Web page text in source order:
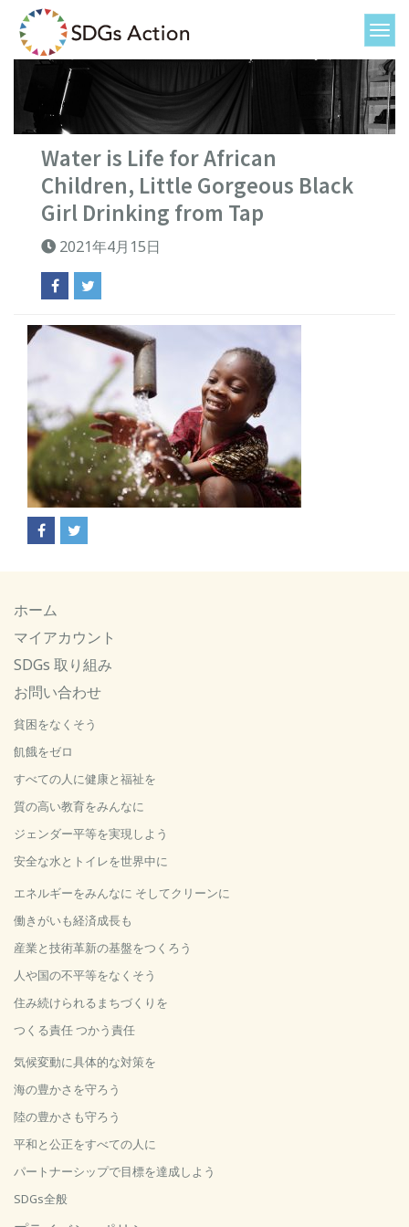
Water is Life for African
Children, Little Gorgeous Black
Girl Drinking from Tap
2021年4月15日
ホーム
マイアカウント
SDGs 取り組み
お問い合わせ
貧困をなくそう
飢餓をゼロ
すべての人に健康と福祉を
質の高い教育をみんなに
ジェンダー平等を実現しよう
安全な水とトイレを世界中に
エネルギーをみんなに そしてクリーンに
働きがいも経済成長も
産業と技術革新の基盤をつくろう
人や国の不平等をなくそう
住み続けられるまちづくりを
つくる責任 つかう責任
気候変動に具体的な対策を
海の豊かさを守ろう
陸の豊かさも守ろう
平和と公正をすべての人に
パートナーシップで目標を達成しよう
SDGs全般